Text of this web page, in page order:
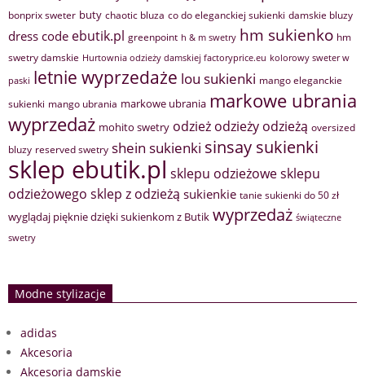
bonprix sweter buty chaotic bluza co do eleganckiej sukienki damskie bluzy
dress code ebutik.pl greenpoint h & m swetry hm sukienko hm
swetry damskie Hurtownia odzieży damskiej factoryprice.eu kolorowy sweter w
paski letnie wyprzedaże lou sukienki mango eleganckie
sukienki mango ubrania markowe ubrania markowe ubrania
wyprzedaż mohito swetry odzież odzieży odzieżą oversized
bluzy reserved swetry shein sukienki sinsay sukienki
sklep ebutik.pl sklepu odzieżowesklepu
odzieżowego sklep z odzieżą sukienkie tanie sukienki do 50 zł
wyglądaj pięknie dzięki sukienkom z Butik wyprzedaż świąteczne
swetry
Modne stylizacje
adidas
Akcesoria
Akcesoria damskie